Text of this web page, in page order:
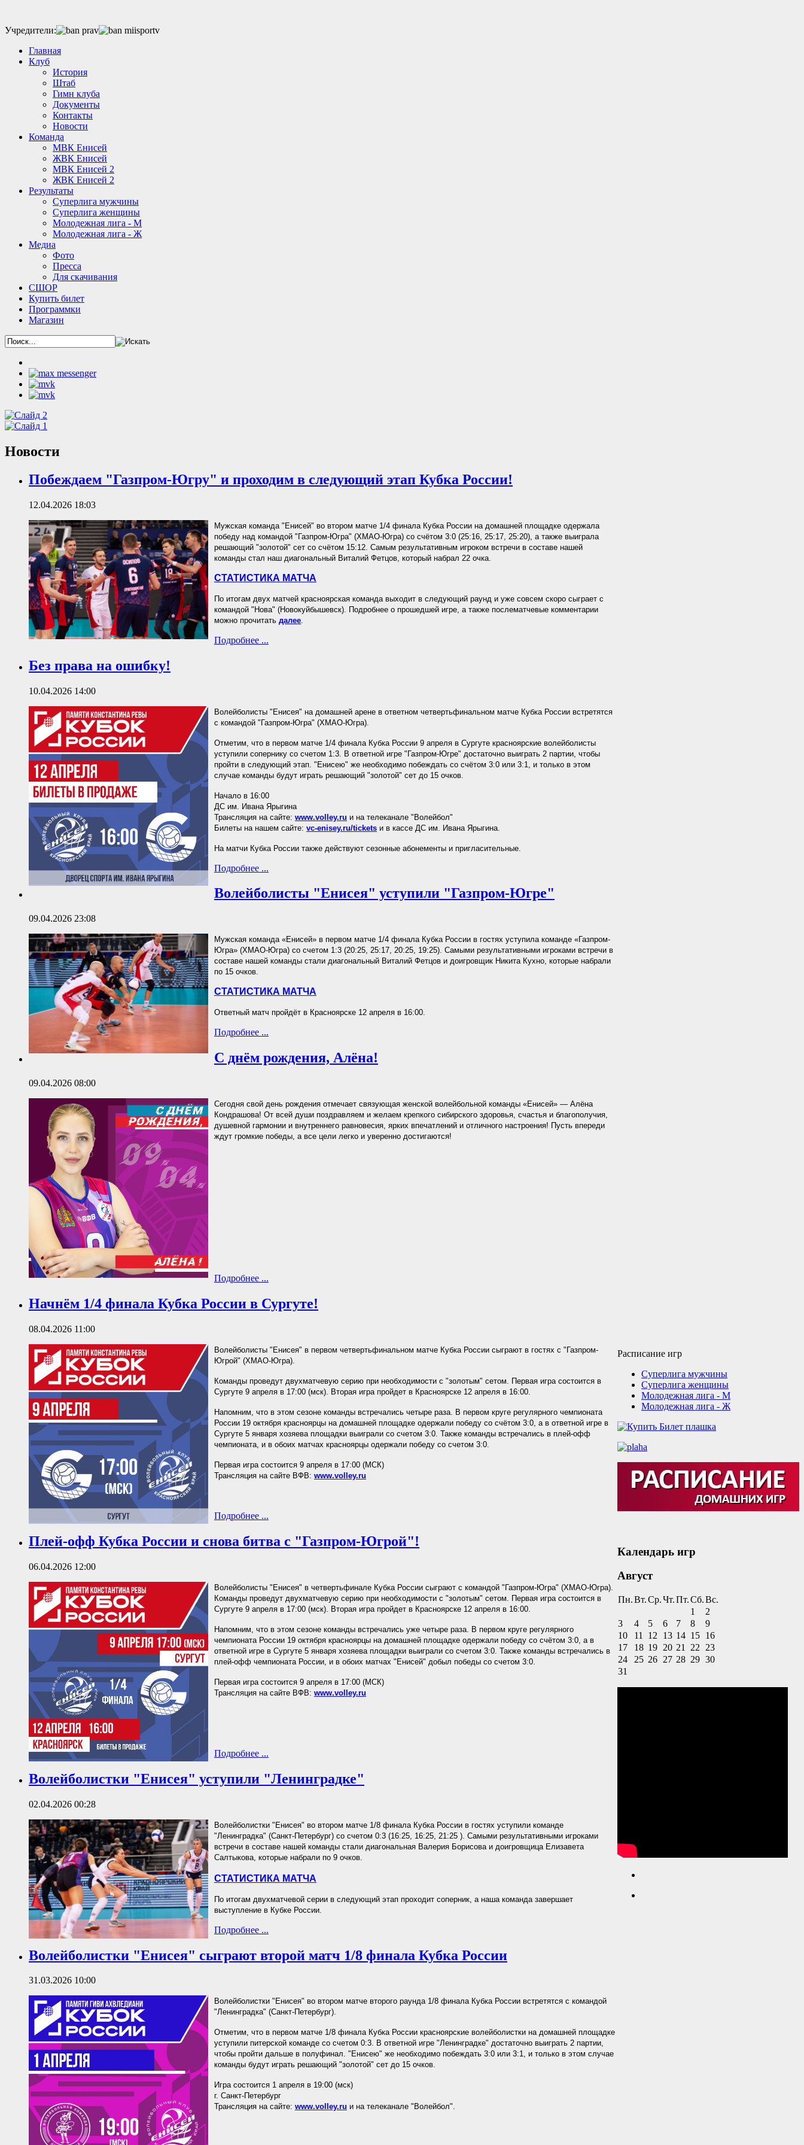
Учредители:
Главная
Клуб
История
Штаб
Гимн клуба
Документы
Контакты
Новости
Команда
МВК Енисей
ЖВК Енисей
МВК Енисей 2
ЖВК Енисей 2
Результаты
Суперлига мужчины
Суперлига женщины
Молодежная лига - М
Молодежная лига - Ж
Медиа
Фото
Пресса
Для скачивания
СШОР
Купить билет
Программки
Магазин
Новости
Побеждаем "Газпром-Югру" и проходим в следующий этап Кубка России!
12.04.2026 18:03
Мужская команда "Енисей" во втором матче 1/4 финала Кубка России на домашней площадке одержала
победу над командой "Газпром-Югра" (ХМАО-Югра) со счётом 3:0 (25:16, 25:17, 25:20), а также выиграла
решающий "золотой" сет со счётом 15:12. Самым результативным игроком встречи в составе нашей
команды стал наш диагональный Виталий Фетцов, который набрал 22 очка.
СТАТИСТИКА МАТЧА
По итогам двух матчей красноярская команда выходит в следующий раунд и уже совсем скоро сыграет с
командой "Нова" (Новокуйбышевск). Подробнее о прошедшей игре, а также послематчевые комментарии
можно прочитать далее
Подробнее ...
Без права на ошибку!
10.04.2026 14:00
Волейболисты "Енисея" на домашней арене в ответном четвертьфинальном матче Кубка России встретятся
с командой "Газпром-Югра" (ХМАО-Югра).
Отметим, что в первом матче 1/4 финала Кубка России 9 апреля в Сургуте красноярские волейболисты
уступили сопернику со счетом 1:3. В ответной игре "Газпром-Югре" достаточно выиграть 2 партии, чтобы
пройти в следующий этап. "Енисею" же необходимо побеждать со счётом 3:0 или 3:1, и только в этом
случае команды будут играть решающий "золотой" сет до 15 очков.
Начало в 16:00
ДС им. Ивана Ярыгина
Трансляция на сайте: www.volley.ru и на телеканале "Волейбол"
Билеты на нашем сайте: vc-enisey.ru/tickets и в кассе ДС им. Ивана Ярыгина.
На матчи Кубка России также действуют сезонные абонементы и пригласительные.
Подробнее ...
Волейболисты "Енисея" уступили "Газпром-Югре"
09.04.2026 23:08
Мужская команда «Енисей» в первом матче 1/4 финала Кубка России в гостях уступила команде «Газпром-
Югра» (ХМАО-Югра) со счетом 1:3 (20:25, 25:17, 20:25, 19:25). Самыми результативными игроками встречи в
составе нашей команды стали диагональный Виталий Фетцов и доигровщик Никита Кухно, которые набрали
по 15 очков.
СТАТИСТИКА МАТЧА
Ответный матч пройдёт в Красноярске 12 апреля в 16:00.
Подробнее ...
С днём рождения, Алёна!
09.04.2026 08:00
Сегодня свой день рождения отмечает связующая женской волейбольной команды «Енисей» — Алёна
Кондрашова! От всей души поздравляем и желаем крепкого сибирского здоровья, счастья и благополучия,
душевной гармонии и внутреннего равновесия, ярких впечатлений и отличного настроения! Пусть впереди
ждут громкие победы, а все цели легко и уверенно достигаются!
Подробнее ...
Начнём 1/4 финала Кубка России в Сургуте!
08.04.2026 11:00
Волейболисты "Енисея" в первом четвертьфинальном матче Кубка России сыграют в гостях с "Газпром-
Югрой" (ХМАО-Югра).
Команды проведут двухматчевую серию при необходимости с "золотым" сетом. Первая игра состоится в
Сургуте 9 апреля в 17:00 (мск). Вторая игра пройдет в Красноярске 12 апреля в 16:00.
Напомним, что в этом сезоне команды встречались четыре раза. В первом круге регулярного чемпионата
России 19 октября красноярцы на домашней площадке одержали победу со счётом 3:0, а в ответной игре в
Сургуте 5 января хозяева площадки выиграли со счетом 3:0. Также команды встречались в плей-офф
чемпионата, и в обоих матчах красноярцы одержали победу со счетом 3:0.
Первая игра состоится 9 апреля в 17:00 (МСК)
Трансляция на сайте ВФВ: www.volley.ru
Подробнее ...
Плей-офф Кубка России и снова битва с "Газпром-Югрой"!
06.04.2026 12:00
Волейболисты "Енисея" в четвертьфинале Кубка России сыграют с командой "Газпром-Югра" (ХМАО-Югра).
Команды проведут двухматчевую серию при необходимости с "золотым" сетом. Первая игра состоится в
Сургуте 9 апреля в 17:00 (мск). Вторая игра пройдет в Красноярске 12 апреля в 16:00.
Напомним, что в этом сезоне команды встречались уже четыре раза. В первом круге регулярного
чемпионата России 19 октября красноярцы на домашней площадке одержали победу со счётом 3:0, а в
ответной игре в Сургуте 5 января хозяева площадки выиграли со счетом 3:0. Также команды встречались в
плей-офф чемпионата России, и в обоих матчах "Енисей" добыл победы со счетом 3:0.
Первая игра состоится 9 апреля в 17:00 (МСК)
Трансляция на сайте ВФВ: www.volley.ru
Подробнее ...
Волейболистки "Енисея" уступили "Ленинградке"
02.04.2026 00:28
Волейболистки "Енисея" во втором матче 1/8 финала Кубка России в гостях уступили команде
"Ленинградка" (Санкт-Петербург) со счетом 0:3 (16:25, 16:25, 21:25 ). Самыми результативными игроками
встречи в составе нашей команды стали диагональная Валерия Борисова и доигровщица Елизавета
Салтыкова, которые набрали по 9 очков.
СТАТИСТИКА МАТЧА
По итогам двухматчевой серии в следующий этап проходит соперник, а наша команда завершает
выступление в Кубке России.
Подробнее ...
Волейболистки "Енисея" сыграют второй матч 1/8 финала Кубка России
31.03.2026 10:00
Волейболистки "Енисея" во втором матче второго раунда 1/8 финала Кубка России встретятся с командой
"Ленинградка" (Санкт-Петербург).
Отметим, что в первом матче 1/8 финала Кубка России красноярские волейболистки на домашней площадке
уступили питерской команде со счетом 0:3. В ответной игре "Ленинградке" достаточно выиграть 2 партии,
чтобы пройти дальше в полуфинал. "Енисею" же необходимо побеждать 3:0 или 3:1, и только в этом случае
команды будут играть решающий "золотой" сет до 15 очков.
Игра состоится 1 апреля в 19:00 (мск)
г. Санкт-Петербург
Трансляция на сайте: www.volley.ru и на телеканале "Волейбол".
Расписание игр
Суперлига мужчины
Суперлига женщины
Молодежная лига - М
Молодежная лига - Ж
Календарь игр
Август
Пн.Вт.Ср.Чт.Пт.Сб.Вс.
1
2
3
4 5 6 7 8
9
10
11 12 13 14 15 16
17
18 19 20 21 22
23
24
25 26 27 28 29 30
31